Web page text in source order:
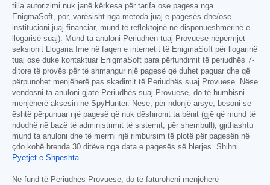
tilla autorizimi nuk janë kërkesa për tarifa ose pagesa nga
EnigmaSoft, por, varësisht nga metoda juaj e pagesës dhe/ose
institucioni juaj financiar, mund të reflektojnë në disponueshmërinë e
llogarisë suaj). Mund ta anuloni Periudhën tuaj Provuese nëpërmjet
seksionit Llogaria Ime në faqen e internetit të EnigmaSoft për llogarinë
tuaj ose duke kontaktuar EnigmaSoft para përfundimit të periudhës 7-
ditore të provës për të shmangur një pagesë që duhet paguar dhe që
përpunohet menjëherë pas skadimit të Periudhës suaj Provuese. Nëse
vendosni ta anuloni gjatë Periudhës suaj Provuese, do të humbisni
menjëherë aksesin në SpyHunter. Nëse, për ndonjë arsye, besoni se
është përpunuar një pagesë që nuk dëshironit ta bënit (gjë që mund të
ndodhë në bazë të administrimit të sistemit, për shembull), gjithashtu
mund ta anuloni dhe të merrni një rimbursim të plotë për pagesën në
çdo kohë brenda 30 ditëve nga data e pagesës së blerjes. Shihni
Pyetjet e Shpeshta.
Në fund të Periudhës Provuese, do të faturoheni menjëherë